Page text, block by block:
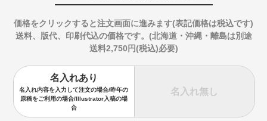
価格をクリックすると注文画面に進みます(表記価格は税込です)
送料、版代、印刷代込の価格です。(北海道・沖縄・離島は別途
送料2,750円(税込)必要)
名入れあり
名入れ内容を入力して注文の場合/昨年の
原稿をご利用の場合/Illustrator入稿の場
合
名入れ無し